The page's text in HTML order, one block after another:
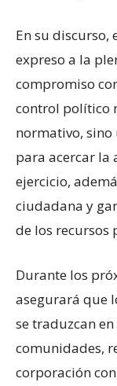
En su discurso,
expreso a la
compromiso
control político
normativo,
para acercar la
ejercicio,
ciudadana y
de los recursos
Durante los
asegurará que
se traduzcan
comunidades,
corporación